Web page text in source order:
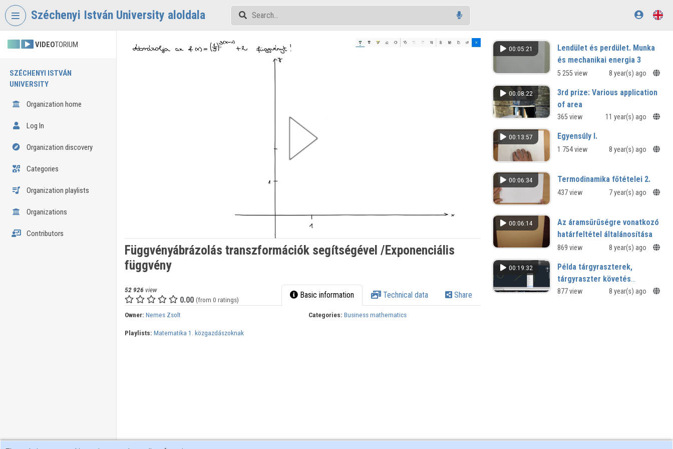
Skip header
Széchenyi István University aloldala
VIDEOTORIUM
SZÉCHENYI ISTVÁN
UNIVERSITY
Organization home
Log In
Organization discovery
Categories
Organization playlists
Organizations
Contributors
Függvényábrázolás transzformációk segítségével /Exponenciális
függvény
52 926 view
0.00 (from 0 ratings) Basic information Technical data Share
Owner: Nemes Zsolt Categories: Business mathematics
Playlists: Matematika 1. közgazdászoknak
00:05:21
Lendület és perdület. Munka
és mechanikai energia 3
5 255 view 8 year(s) ago
00:08:22
3rd prize: Various application
of area
MILD HOME and Eco Green Village in
of ideas
365 view 11 year(s) ago
00:13:57 Egyensúly I.
1 754 view 8 year(s) ago
00:06:34 Termodinamika főtételei 2.
437 view 7 year(s) ago
00:06:14
Az áramsűrűségre vonatkozó
határfeltétel általánosítása
869 view 8 year(s) ago
00:19:32
Példa tárgyraszterek,
tárgyraszter követés
használatára
877 view 8 year(s) ago